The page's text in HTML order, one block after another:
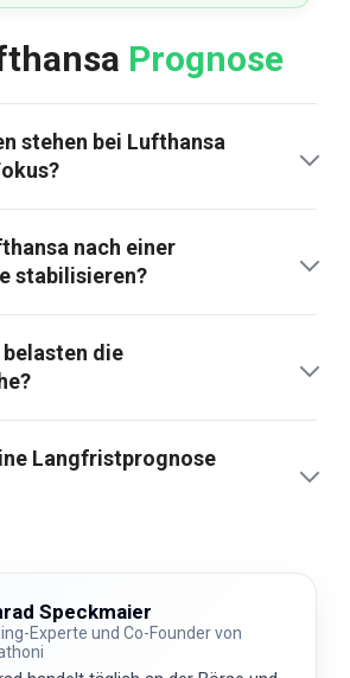
Prognose
stehen bei Lufthansa
nach einer
stabilisieren?
belasten die
Langfristprognose
Speckmaier
Experte und Co-Founder von